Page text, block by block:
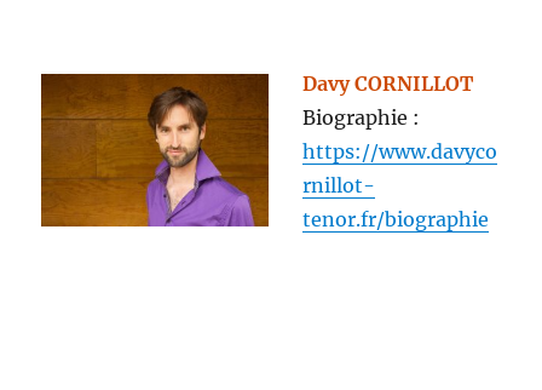
Davy CORNILLOT
Biographie :
https://www.davyco
rnillot-
tenor.fr/biographie